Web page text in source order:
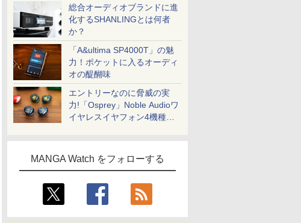
総合オーディオブランドに進
化するSHANLINGとは何者
か？
「A&ultima SP4000T」の魅
力！ポケットに入るオーディ
オの醍醐味
エントリーなのに脅威の実
力!「Osprey」Noble Audioワ
イヤレスイヤフォン4機種を
MANGA Watch をフォローする